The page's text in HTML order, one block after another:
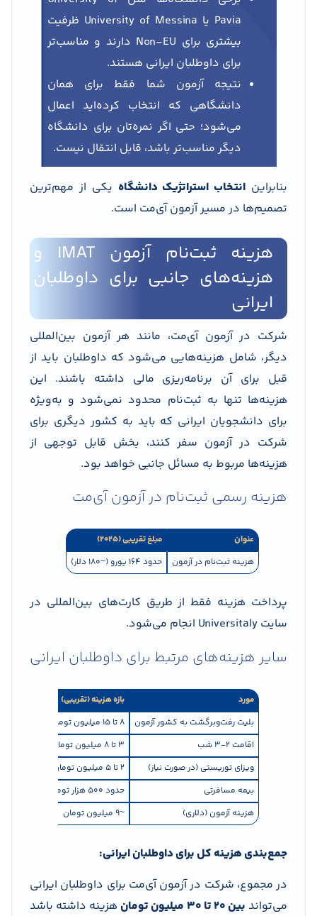
Pavia یا University of Messina ظرفیت
بیشتری برای Non-EU دارند و مناسب‌تر
برای داوطلبان ایرانی هستند.
نتیجه آزمون شما فقط برای همان
دانشگاهی که انتخاب کرده‌اید اعمال
می‌شود؛ حتی اگر نمره‌تان برای دانشگاه
دیگر مناسب‌تر باشد، قابل انتقال نیست.
بنابراین انتخاب استراتژیک دانشگاه یکی از مهم‌ترین
تصمیم‌ها در مسیر آزمون آی‌مت است.
هزینه ثبت‌نام آزمون IMAT و
هزینه‌های جانبی برای داوطلبان
ایرانی
شرکت در آزمون آی‌مت، مانند هر آزمون بین‌المللی
دیگر، شامل هزینه‌هایی می‌شود که داوطلبان باید از
قبل برای آن برنامه‌ریزی مالی داشته باشند. این
هزینه‌ها تنها به ثبت‌نام محدود نمی‌شود و به‌ویژه
برای دانشجویان ایرانی که باید به کشور دیگری برای
شرکت در آزمون سفر کنند، بخش قابل توجهی از
هزینه‌ها مربوط به مسائل جانبی خواهد بود.
هزینه رسمی ثبت‌نام در آزمون آی‌مت
عنوان
مبلغ تقریبی (۲۰۲۵)
هزینه ثبت‌نام در آزمون
حدود ۱۶۴ یورو (~۱۸۰ دلار)
پرداخت هزینه فقط از طریق کارت‌های بین‌المللی در
سایت Universitaly انجام می‌شود.
سایر هزینه‌های مرتبط برای داوطلبان ایرانی
مورد بازه هزینه (تقریبی)
بلیت رفت‌وبرگشت به کشور آزمون
۸ تا ۱۵ میلیون تومان
اقامت ۲-۳ شب
۳ تا ۸ میلیون تومان
ویزای توریستی (در صورت نیاز)
۲ تا ۵ میلیون تومان
بیمه مسافرتی
حدود ۵۰۰ هزار تومان
هزینه آزمون (دلاری)
~۹ میلیون تومان
جمع‌بندی هزینه کل برای داوطلبان ایرانی:
در مجموع، شرکت در آزمون آی‌مت برای داوطلبان ایرانی
می‌تواند بین ۲۰ تا ۳۰ میلیون تومان
هزینه داشته باشد